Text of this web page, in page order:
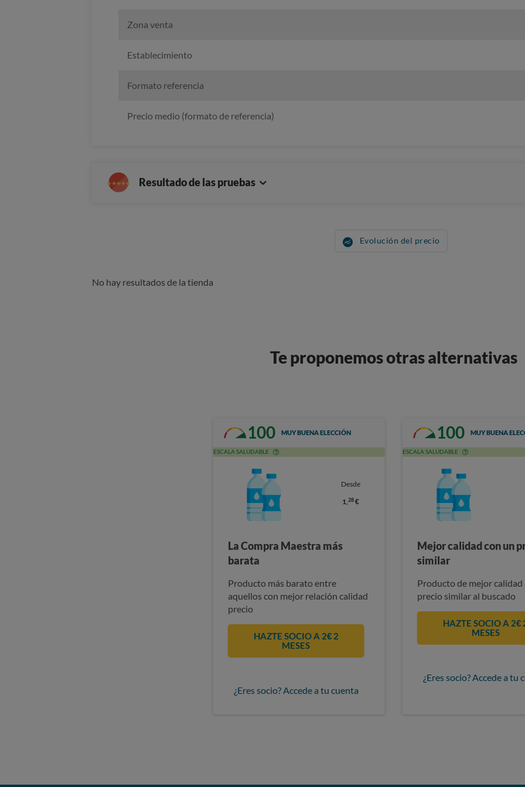
Zona venta
Establecimiento
Formato referencia
Precio medio (formato de referencia)
Resultado de las pruebas
Evolución del precio
No hay resultados de la tienda
Te proponemos otras alternativas
100 MUY BUENA ELECCIÓN
ESCALA SALUDABLE
Desde
1,28€
La Compra Maestra más
barata
Producto más barato entre
aquellos con mejor relación calidad
precio
HAZTE SOCIO A 2€ 2
MESES
¿Eres socio? Accede a tu cuenta
100 MUY BUENA
ESCALA SALUDABLE
Mejor calidad con un
similar
Producto de mejor calidad
precio similar al buscado
HAZTE SOCIO A 2€
MESES
¿Eres socio? Accede a tu